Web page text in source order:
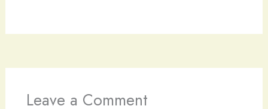
Leave a Comment